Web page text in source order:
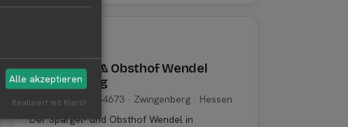
Spargelhof & Obsthof Wendel
Zwingenberg
Spargelhof 1 · 64673 · Zwingenberg · Hessen
Der Spargel- und Obsthof Wendel in
Alle akzeptieren
Realisiert mit Klaro!